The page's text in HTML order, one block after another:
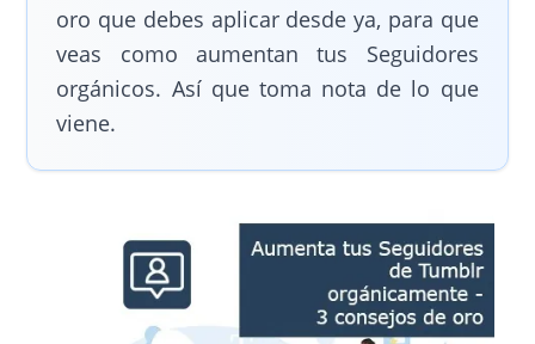
oro que debes aplicar desde ya, para que
veas como aumentan tus Seguidores
orgánicos. Así que toma nota de lo que
viene.